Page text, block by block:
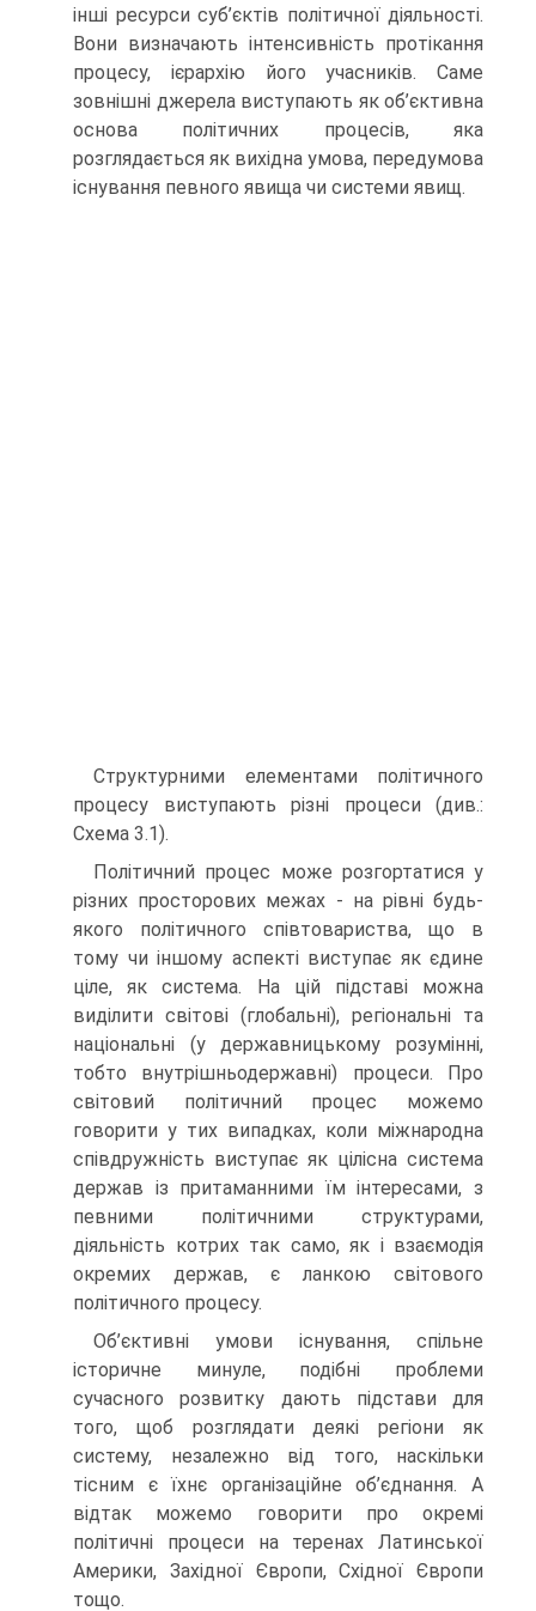
інші ресурси суб’єктів політичної діяльності.
Вони визначають інтенсивність протікання
процесу, ієрархію його учасників. Саме
зовнішні джерела виступають як об’єктивна
основа політичних процесів, яка
розглядається як вихідна умова, передумова
існування певного явища чи системи явищ.
Структурними елементами політичного
процесу виступають різні процеси (див.:
Схема 3.1).
Політичний процес може розгортатися у
різних просторових межах - на рівні будь-
якого політичного співтовариства, що в
тому чи іншому аспекті виступає як єдине
ціле, як система. На цій підставі можна
виділити світові (глобальні), регіональні та
національні (у державницькому розумінні,
тобто внутрішньодержавні) процеси. Про
світовий політичний процес можемо
говорити у тих випадках, коли міжнародна
співдружність виступає як цілісна система
держав із притаманними їм інтересами, з
певними політичними структурами,
діяльність котрих так само, як і взаємодія
окремих держав, є ланкою світового
політичного процесу.
Об’єктивні умови існування, спільне
історичне минуле, подібні проблеми
сучасного розвитку дають підстави для
того, щоб розглядати деякі регіони як
систему, незалежно від того, наскільки
тісним є їхнє організаційне об’єднання. А
відтак можемо говорити про окремі
політичні процеси на теренах Латинської
Америки, Західної Європи, Східної Європи
тощо.